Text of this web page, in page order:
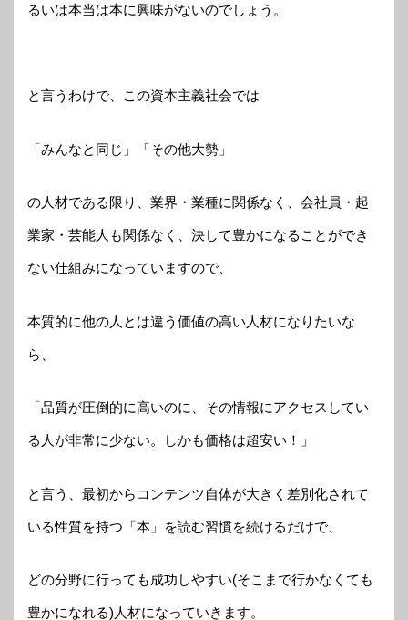
るいは本当は本に興味がないのでしょう。
と言うわけで、この資本主義社会では
「みんなと同じ」「その他大勢」
の人材である限り、業界・業種に関係なく、会社員・起
業家・芸能人も関係なく、決して豊かになることができ
ない仕組みになっていますので、
本質的に他の人とは違う価値の高い人材になりたいな
ら、
「品質が圧倒的に高いのに、その情報にアクセスしてい
る人が非常に少ない。しかも価格は超安い！」
と言う、最初からコンテンツ自体が大きく差別化されて
いる性質を持つ「本」を読む習慣を続けるだけで、
どの分野に行っても成功しやすい(そこまで行かなくても
豊かになれる)人材になっていきます。